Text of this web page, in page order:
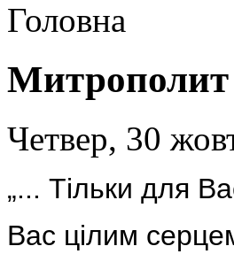
Головна
Четвер, 30
„... Тільки для
Вас цілим